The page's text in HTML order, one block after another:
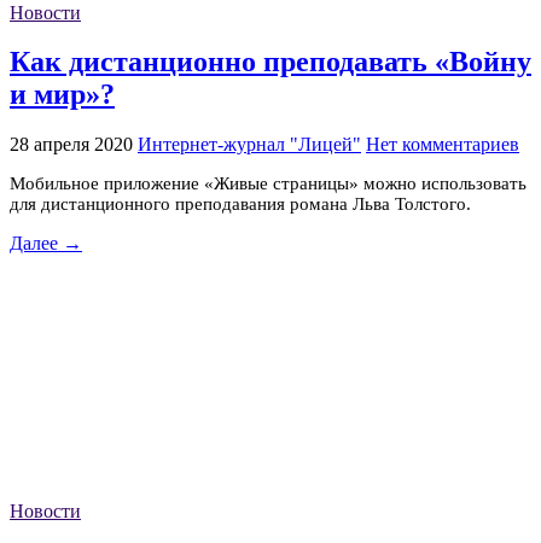
Новости
Как дистанционно преподавать «Войну
и мир»?
28 апреля 2020 Интернет-журнал "Лицей" Нет комментариев
Мобильное приложение «Живые страницы» можно использовать
для дистанционного преподавания романа Льва Толстого.
Далее →
Новости